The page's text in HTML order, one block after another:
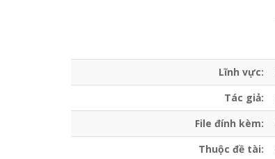
Lĩnh vực:
Tác giả:
File đính kèm:
Thuộc đề tài: